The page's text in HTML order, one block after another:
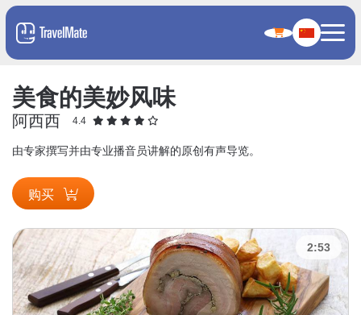
美食的美妙风味
阿西西 4.4
由专家撰写并由专业播音员讲解的原创有声导览。
购买
2:53